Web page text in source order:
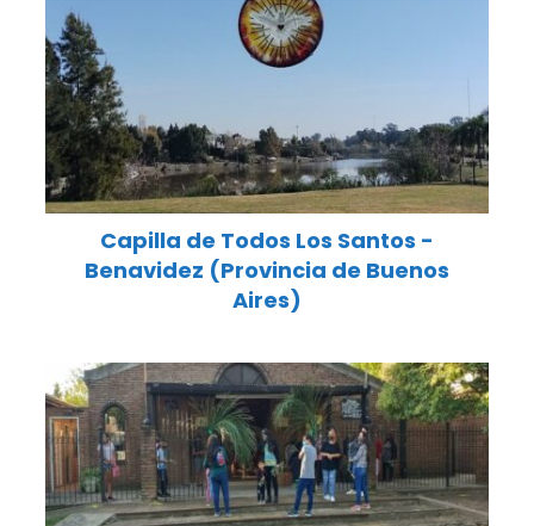
Capilla de Todos Los Santos -
Benavidez (Provincia de Buenos
Aires)